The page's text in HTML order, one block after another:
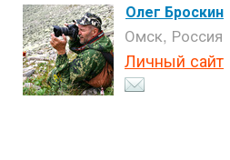
Олег Броскин
Омск, Россия
Личный сайт